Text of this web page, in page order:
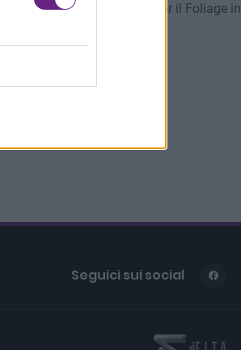
I 7 Luoghi Più Spettacolari per il Foliage in
Seguici sui social